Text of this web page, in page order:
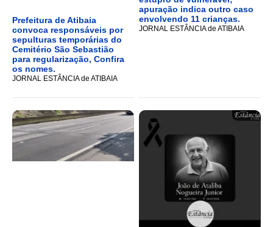
Prefeitura de Atibaia
convoca responsáveis por
sepulturas temporárias do
Cemitério São Sebastião
para regularização, Confira
os nomes.
JORNAL ESTÂNCIA de ATIBAIA
apuração indica outro caso
envolvendo 11 crianças.
JORNAL ESTÂNCIA de ATIBAIA